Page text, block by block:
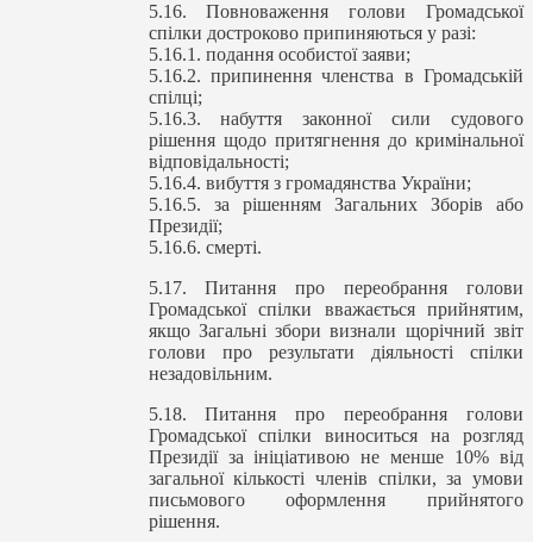
5.16. Повноваження голови Громадської
спілки достроково припиняються у разі:
5.16.1. подання особистої заяви;
5.16.2. припинення членства в Громадській
спілці;
5.16.3. набуття законної сили судового
рішення щодо притягнення до кримінальної
відповідальності;
5.16.4. вибуття з громадянства України;
5.16.5. за рішенням Загальних Зборів або
Президії;
5.16.6. смерті.
5.17. Питання про переобрання голови
Громадської спілки вважається прийнятим,
якщо Загальні збори визнали щорічний звіт
голови про результати діяльності спілки
незадовільним.
5.18. Питання про переобрання голови
Громадської спілки виноситься на розгляд
Президії за ініціативою не менше 10% від
загальної кількості членів спілки, за умови
письмового оформлення прийнятого
рішення.